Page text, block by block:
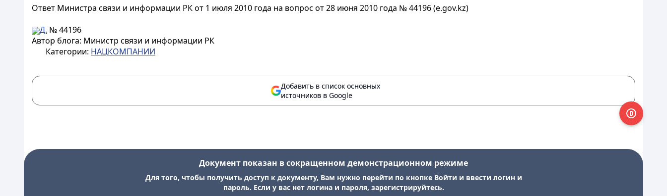
Ответ Министра связи и информации РК от 1 июля 2010 года на вопрос от 28 июня 2010 года № 44196 (e.gov.kz)
Д. № 44196
Автор блога: Министр связи и информации РК
Категории: НАЦКОМПАНИИ
Добавить в список основных
источников в Google
Документ показан в сокращенном демонстрационном режиме
Для того, чтобы получить доступ к документу, Вам нужно перейти по кнопке Войти и ввести логин и
пароль. Если у вас нет логина и пароля, зарегистрируйтесь.